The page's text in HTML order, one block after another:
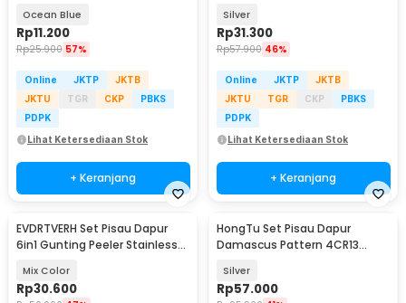
Ocean Blue
Rp11.200
Rp25.900 57%
Online JKTP
JKTB
JKTU
TGR CKP
PBKS
PDPK
Lihat Ketersediaan Stok
+ Keranjang
Silver
Rp31.300
Rp57.900 46%
Online JKTP
JKTB
JKTU
TGR CKP
PBKS
PDPK
Lihat Ketersediaan Stok
+ Keranjang
EVDRTVERH Set Pisau Dapur
6in1 Gunting Peeler Stainless
Mix Color
Rp30.600
HongTu Set Pisau Dapur
Damascus Pattern 4CR13
Silver
Rp57.000